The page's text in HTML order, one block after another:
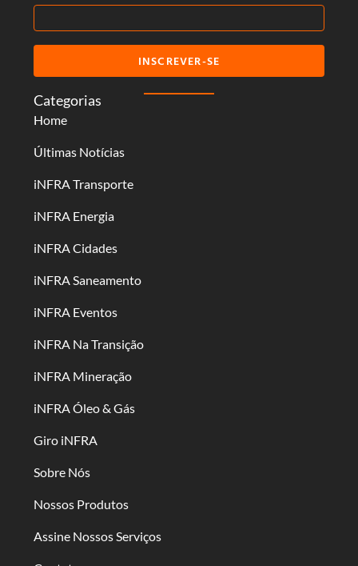
Categorias
Home
Últimas Notícias
iNFRA Transporte
iNFRA Energia
iNFRA Cidades
iNFRA Saneamento
iNFRA Eventos
iNFRA Na Transição
iNFRA Mineração
iNFRA Óleo & Gás
Giro iNFRA
Sobre Nós
Nossos Produtos
Assine Nossos Serviços
INSCREVER-SE